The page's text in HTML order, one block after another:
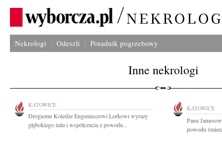
Nekrologi Odeszli Poradnik pogrzebowy
Inne nekrologi
KATOWICE
Drogiemu Koledze Eugeniuszowi Lorkowi wyrazy
głębokiego żalu i współczucia z powodu...
KATOWICE
Panu
powodu